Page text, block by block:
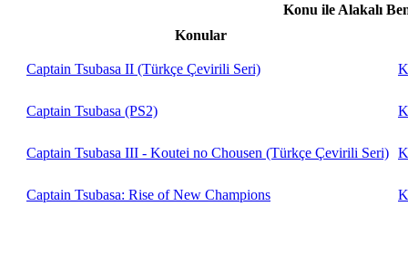
Konu ile Alakalı
Konular
Captain Tsubasa II (Türkçe Çevirili Seri)
Captain Tsubasa (PS2)
Captain Tsubasa III - Koutei no Chousen (Türkçe Çevirili Seri)
Captain Tsubasa: Rise of New Champions